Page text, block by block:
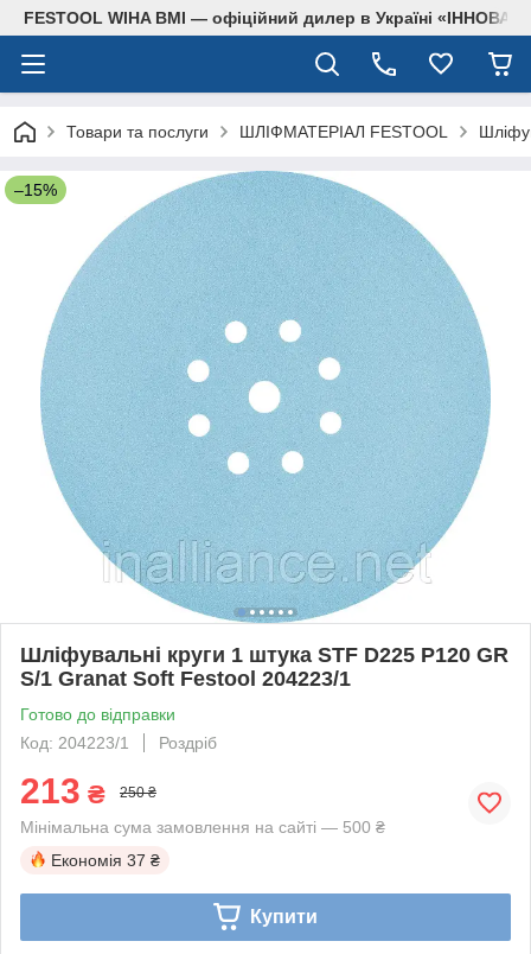
FESTOOL WIHA BMI — офіційний дилер в Україні
Товари та послуги ШЛІФМАТЕРІАЛ FESTOOL
–15%
Шліфувальні круги 1 штука STF D225 P120 GR
S/1 Granat Soft Festool 204223/1
Готово до відправки
Код: 204223/1
Роздріб
213 ₴ 250 ₴
Мінімальна сума замовлення на сайті — 500 ₴
Економія 37 ₴
Купити